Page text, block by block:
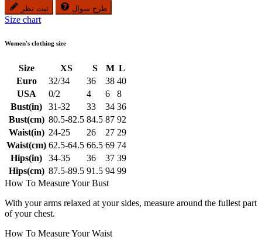
ثبت نظر طرح سوال
Size chart
Women's clothing size
Size XS S M L
Euro
32/34 36 38 40
USA
0/2 4 6
8
Bust(in)
31-32 33 34 36
Bust(cm) 80.5-82.5 84.5 87 92
Waist(in) 24-25 26 27 29
Waist(cm) 62.5-64.5 66.5 69 74
Hips(in)
34-35 36 37 39
Hips(cm) 87.5-89.5 91.5 94 99
How To Measure Your Bust
With your arms relaxed at your sides, measure around the fullest part
of your chest.
How To Measure Your Waist